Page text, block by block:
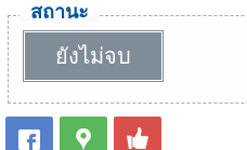
สถานะ
ยังไม่จบ